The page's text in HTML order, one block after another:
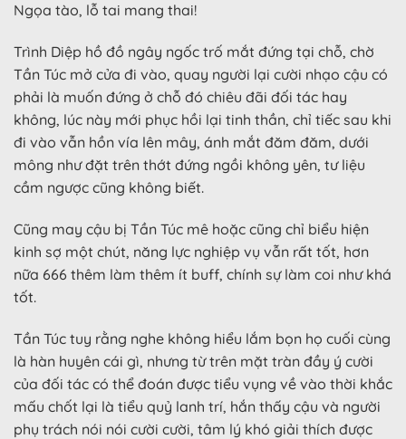
Ngọa tào, lỗ tai mang thai!
Trình Diệp hồ đồ ngây ngốc trố mắt đứng tại chỗ, chờ
Tần Túc mở cửa đi vào, quay người lại cười nhạo cậu có
phải là muốn đứng ở chỗ đó chiêu đãi đối tác hay
không, lúc này mới phục hồi lại tinh thần, chỉ tiếc sau khi
đi vào vẫn hồn vía lên mây, ánh mắt đăm đăm, dưới
mông như đặt trên thớt đứng ngồi không yên, tư liệu
cầm ngược cũng không biết.
Cũng may cậu bị Tần Túc mê hoặc cũng chỉ biểu hiện
kinh sợ một chút, năng lực nghiệp vụ vẫn rất tốt, hơn
nữa 666 thêm làm thêm ít buff, chính sự làm coi như khá
tốt.
Tần Túc tuy rằng nghe không hiểu lắm bọn họ cuối cùng
là hàn huyên cái gì, nhưng từ trên mặt tràn đầy ý cười
của đối tác có thể đoán được tiểu vụng về vào thời khắc
mấu chốt lại là tiểu quỷ lanh trí, hắn thấy cậu và người
phụ trách nói nói cười cười, tâm lý khó giải thích được